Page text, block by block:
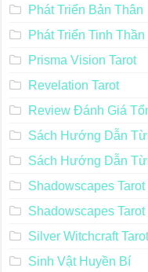
Phát Triển Bản Thân
Phát Triển Tinh Thần
Prisma Vision Tarot
Revelation Tarot
Review Đánh Giá
Sách Hướng Dẫn
Sách Hướng Dẫn
Shadowscapes Tarot
Shadowscapes Tarot
Silver Witchcraft Tarot
Sinh Vật Huyền Bí